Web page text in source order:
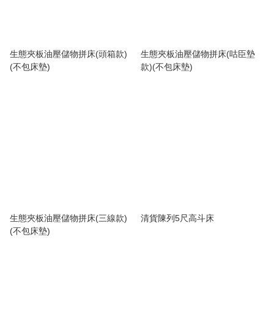
生態夾板油壓儲物拼床(頭箱款)
(不包床墊)
生態夾板油壓儲物拼床(咕臣墊
款)(不包床墊)
生態夾板油壓儲物拼床(三線款)
(不包床墊)
清貨陳列5尺高斗床